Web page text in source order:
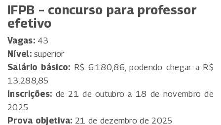
IFPB – concurso para professor
efetivo
Vagas:43
Nível:superior
Salário básico: R$ 6.180,86, podendo chegar a R$
13.288,85
Inscrições: de 21 de outubro a 18 de novembro de
2025
Prova objetiva: 21 de dezembro de 2025